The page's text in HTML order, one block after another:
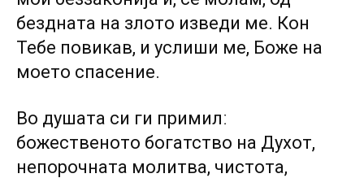
бездната на злото изведи ме. Кон
Тебе повикав, и услиши ме, Боже на
моето спасение.
Во душата си ги примилː
божественото богатство на Духот,
непорочната молитва, чистота,